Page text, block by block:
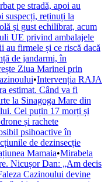
pe stradă, apoi au
suspecți, reținuți la
și gust echilibrat, acum
UE privind ambalajele
au firmele și ce riscă dacă
de jandarmi, în
Ziua Marinei prin
•Intervenția RAJA
estimat. Când va fi
la Sinagoga Mare din
Cel puțin 17 morți și
și rachete
psihoactive în
de dezinsecție
Mamaia•Mirabela
Nicușor Dan: „Am decis
Cazinoului devine